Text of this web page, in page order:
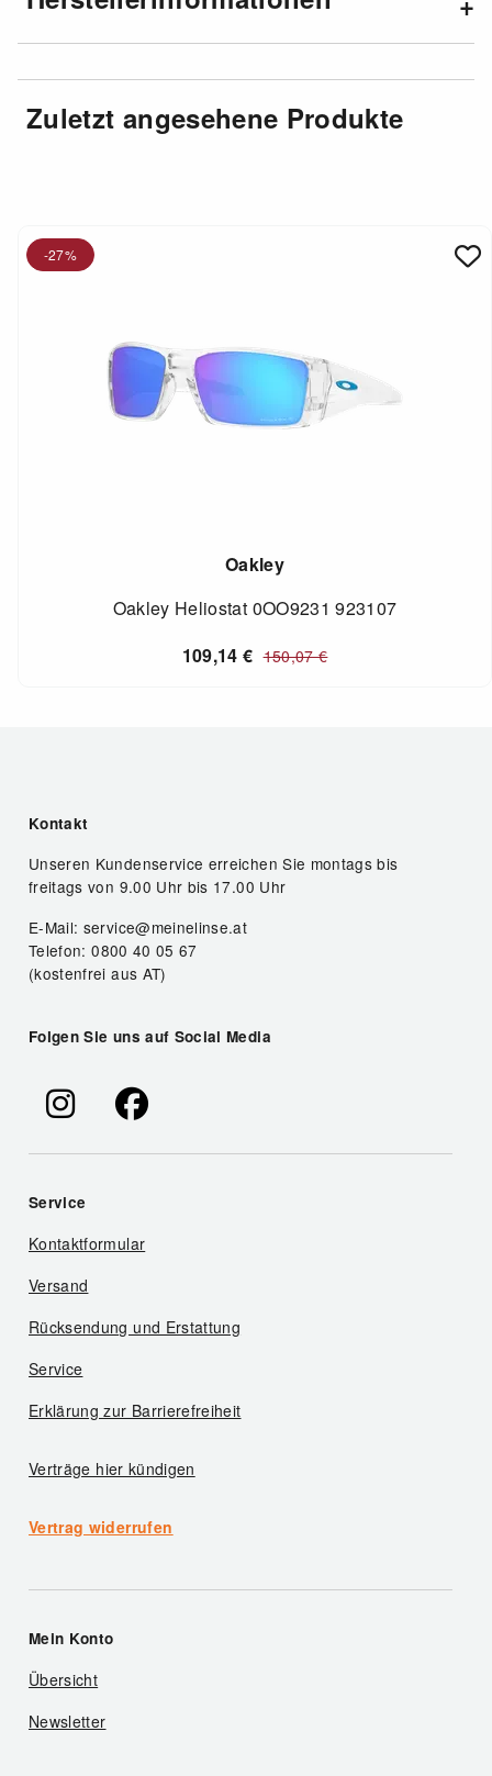
Zuletzt angesehene Produkte
Oakley
Oakley Heliostat 0OO9231 923107
109,14€ 150,07€
-27%
Kontakt
Unseren Kundenservice erreichen Sie montags bis
freitags von 9.00 Uhr bis 17.00 Uhr
E-Mail: service@meinelinse.at
Telefon: 0800 40 05 67
(kostenfrei aus AT)
Folgen Sie uns auf Social Media
Service
Kontaktformular
Versand
Rücksendung und Erstattung
Service
Erklärung zur Barrierefreiheit
Verträge hier kündigen
Vertrag widerrufen
Mein Konto
Übersicht
Newsletter